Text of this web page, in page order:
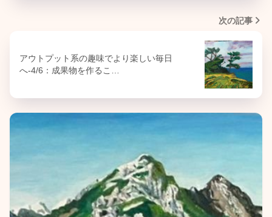
次の記事
アウトプット系の趣味でより楽しい毎日
へ-4/6：成果物を作るこ…